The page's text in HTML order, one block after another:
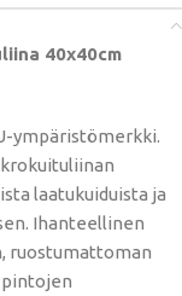
40x40cm
ympäristömerkki.
laatukuiduista ja
Ihanteellinen
ruostumattoman